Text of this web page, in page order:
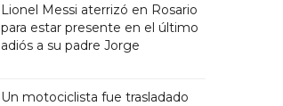
Lionel Messi aterrizó en Rosario
para estar presente en el último
adiós a su padre Jorge
Un motociclista fue trasladado